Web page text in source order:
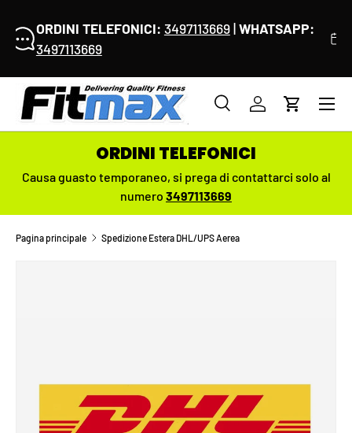
PASSA AI CONTENUTI
AGOSTO- Le spedizioni riprenderanno
regolarmente da
CercaAccediCarrello
Menu
ORDINI TELEFONICI
Causa guasto temporaneo, si prega di contattarci solo al
numero 3497113669
Pagina principale Spedizione Estera DHL/UPS Aerea